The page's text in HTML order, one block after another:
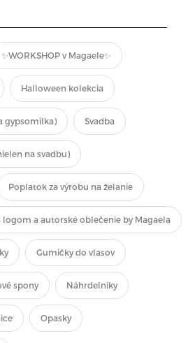
✨WORKSHOP v Magaele✨
Halloween kolekcia
gypsomilka) Svadba
na svadbu)
Poplatok za výrobu na želanie
logom a autorské oblečenie by Magaela
Gumičky do vlasov
spony Náhrdelníky
Opasky